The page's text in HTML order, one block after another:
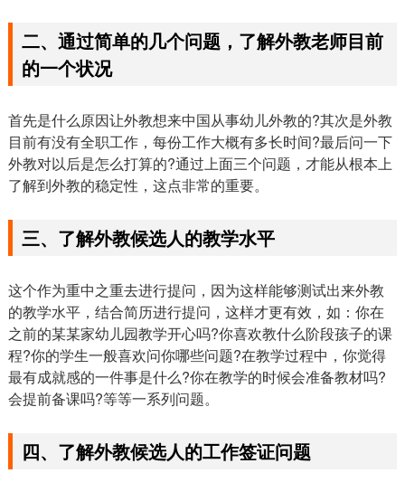
二、通过简单的几个问题，了解外教老师目前
的一个状况
首先是什么原因让外教想来中国从事幼儿外教的?其次是外教
目前有没有全职工作，每份工作大概有多长时间?最后问一下
外教对以后是怎么打算的?通过上面三个问题，才能从根本上
了解到外教的稳定性，这点非常的重要。
三、了解外教候选人的教学水平
这个作为重中之重去进行提问，因为这样能够测试出来外教
的教学水平，结合简历进行提问，这样才更有效，如：你在
之前的某某家幼儿园教学开心吗?你喜欢教什么阶段孩子的课
程?你的学生一般喜欢问你哪些问题?在教学过程中，你觉得
最有成就感的一件事是什么?你在教学的时候会准备教材吗?
会提前备课吗?等等一系列问题。
四、了解外教候选人的工作签证问题